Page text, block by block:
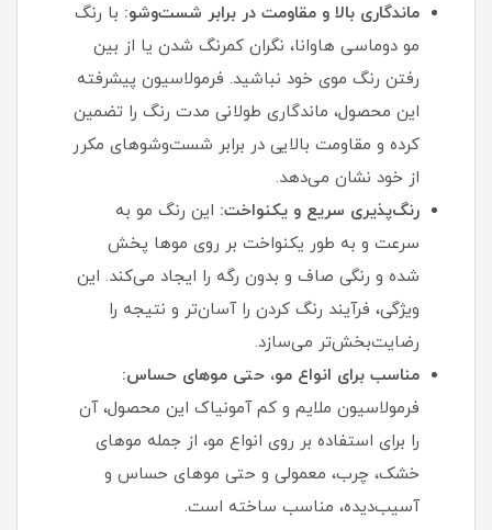
ماندگاری بالا و مقاومت در برابر شست‌وشو: با رنگ
مو دوماسی هاوانا، نگران کمرنگ شدن یا از بین
رفتن رنگ موی خود نباشید. فرمولاسیون پیشرفته
این محصول، ماندگاری طولانی‌ مدت رنگ را تضمین
کرده و مقاومت بالایی در برابر شست‌وشوهای مکرر
از خود نشان می‌دهد.
رنگ‌پذیری سریع و یکنواخت: این رنگ مو به
سرعت و به طور یکنواخت بر روی موها پخش
شده و رنگی صاف و بدون رگه را ایجاد می‌کند. این
ویژگی، فرآیند رنگ کردن را آسان‌تر و نتیجه را
رضایت‌بخش‌تر می‌سازد.
مناسب برای انواع مو، حتی موهای حساس:
فرمولاسیون ملایم و کم‌ آمونیاک این محصول، آن
را برای استفاده بر روی انواع مو، از جمله موهای
خشک، چرب، معمولی و حتی موهای حساس و
آسیب‌دیده، مناسب ساخته است.